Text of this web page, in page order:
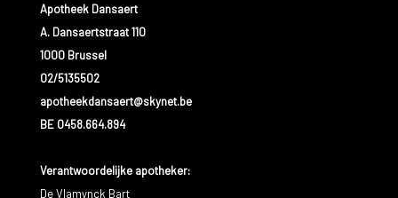
Apotheek Dansaert
A. Dansaertstraat 110
1000 Brussel
02/5135502
apotheekdansaert@skynet.be
BE 0458.664.894
Verantwoordelijke apotheker:
De Vlamynck Bart